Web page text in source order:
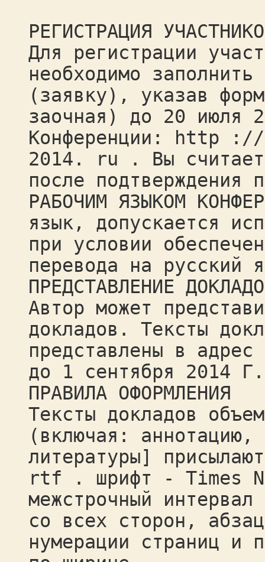
РЕГИСТРАЦИЯ
Для регистрации
необходимо
(заявку), указав
заочная) до 20 июля
Конференции: http
2014. ru . Вы
после подтверждения
РАБОЧИМ ЯЗЫКОМ
язык, допускается
при условии
перевода на русский
ПРЕДСТАВЛЕНИЕ
Автор может
докладов. Тексты
представлены в адрес
до 1 сентября 2014 Г.
ПРАВИЛА ОФОРМЛЕНИЯ
Тексты докладов
(включая:
литературы]
rtf . шрифт - Times
межстрочный
со всех сторон,
нумерации страниц и